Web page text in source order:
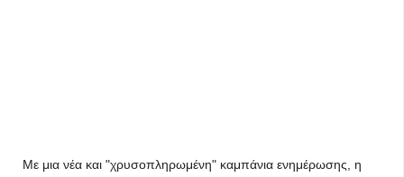
Με μια νέα και "χρυσοπληρωμένη" καμπάνια ενημέρωσης, η